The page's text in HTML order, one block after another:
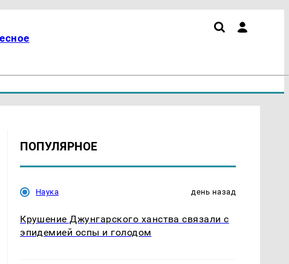
ПОПУЛЯРНОЕ
Наука день назад
Крушение Джунгарского ханства связали с
эпидемией оспы и голодом